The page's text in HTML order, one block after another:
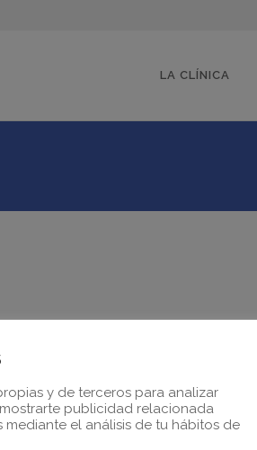
LA CLÍNICA
y de terceros para analizar
publicidad relacionada
mediante el análisis de tu hábitos de